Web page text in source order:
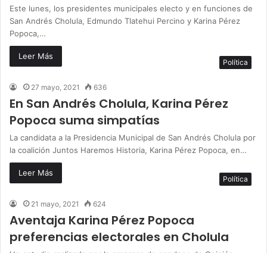
Este lunes, los presidentes municipales electo y en funciones de
San Andrés Cholula, Edmundo Tlatehui Percino y Karina Pérez
Popoca,…
Leer Más
Política
27 mayo, 2021 636
En San Andrés Cholula, Karina Pérez
Popoca suma simpatías
La candidata a la Presidencia Municipal de San Andrés Cholula por
la coalición Juntos Haremos Historia, Karina Pérez Popoca, en…
Leer Más
Política
21 mayo, 2021 624
Aventaja Karina Pérez Popoca
preferencias electorales en Cholula